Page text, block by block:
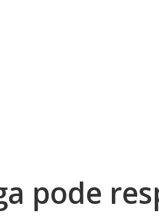
pode